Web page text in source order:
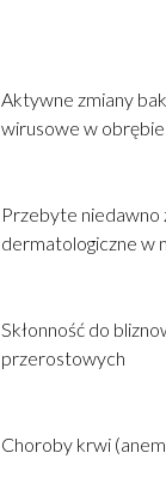
Aktywne zmiany
wirusowe w
Przebyte niedawno
dermatologiczne w
Skłonność do
przerostowych
Choroby krwi